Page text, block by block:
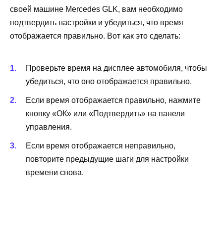
своей машине Mercedes GLK, вам необходимо
подтвердить настройки и убедиться, что время
отображается правильно. Вот как это сделать:
Проверьте время на дисплее автомобиля, чтобы
убедиться, что оно отображается правильно.
Если время отображается правильно, нажмите
кнопку «ОК» или «Подтвердить» на панели
управления.
Если время отображается неправильно,
повторите предыдущие шаги для настройки
времени снова.